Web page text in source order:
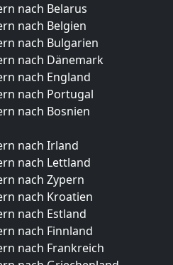
nach Belarus
nach Belgien
nach Bulgarien
nach Dänemark
nach England
nach Portugal
nach Bosnien
nach Irland
nach Lettland
nach Zypern
nach Kroatien
nach Estland
nach Finnland
nach Frankreich